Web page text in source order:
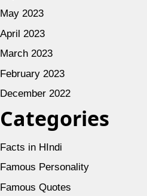
May 2023
April 2023
March 2023
February 2023
December 2022
Categories
Facts in HIndi
Famous Personality
Famous Quotes